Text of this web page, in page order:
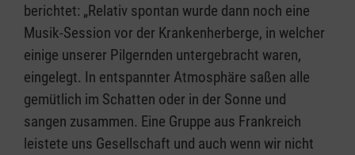
berichtet: „Relativ spontan wurde dann noch eine
Musik-Session vor der Krankenherberge, in welcher
einige unserer Pilgernden untergebracht waren,
eingelegt. In entspannter Atmosphäre saßen alle
gemütlich im Schatten oder in der Sonne und
sangen zusammen. Eine Gruppe aus Frankreich
leistete uns Gesellschaft und auch wenn wir nicht